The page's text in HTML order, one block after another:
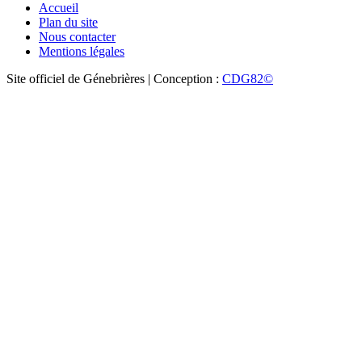
Accueil
Plan du site
Nous contacter
Mentions légales
Site officiel de Génebrières | Conception : CDG82©